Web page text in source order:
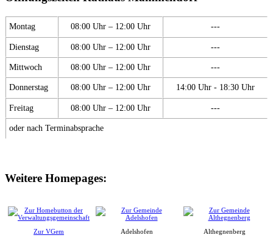
Montag 08:00 Uhr – 12:00 Uhr ---
Dienstag 08:00 Uhr – 12:00 Uhr ---
Mittwoch 08:00 Uhr – 12:00 Uhr ---
Donnerstag 08:00 Uhr – 12:00 Uhr 14:00 Uhr - 18:30 Uhr
Freitag 08:00 Uhr – 12:00 Uhr ---
oder nach Terminabsprache
Weitere Homepages:
Zur VGem Adelshofen Althegnenberg